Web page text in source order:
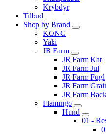
Krybdyr
Tilbud
Shop by Brand
KONG
Yaki
JR Farm
JR Farm Kat
JR Farm Jul
JR Farm Fugl
JR Farm
JR Farm
Flamingo
Hund
01 -